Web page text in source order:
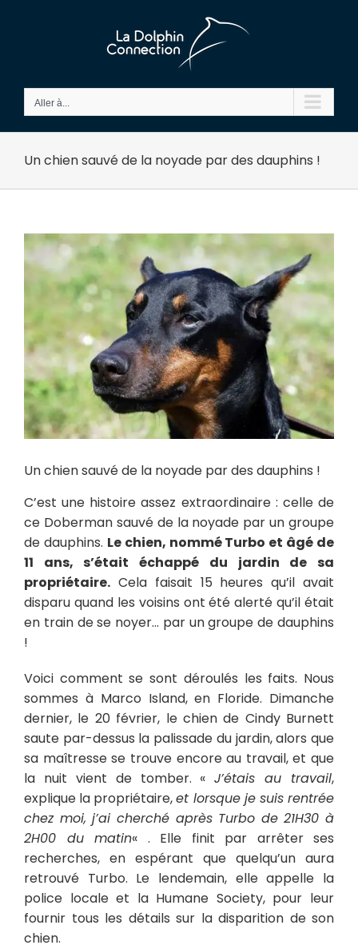
Aller à...
Un chien sauvé de la noyade par des dauphins !
Un chien sauvé de la noyade par des dauphins !
C’est une histoire assez extraordinaire : celle de
ce Doberman sauvé de la noyade par un groupe
de dauphins. Le chien, nommé Turbo et âgé de
11 ans, s’était échappé du jardin de sa
propriétaire. Cela faisait 15 heures qu’il avait
disparu quand les voisins ont été alerté qu’il était
en train de se noyer… par un groupe de dauphins
!
Voici comment se sont déroulés les faits. Nous
sommes à Marco Island, en Floride. Dimanche
dernier, le 20 février, le chien de Cindy Burnett
saute par-dessus la palissade du jardin, alors que
sa maîtresse se trouve encore au travail, et que
la nuit vient de tomber. «J’étais au travail,
explique la propriétaire,et lorsque je suis rentrée
chez moi, j’ai cherché après Turbo de 21H30 à
2H00 du matin« . Elle finit par arrêter ses
recherches, en espérant que quelqu’un aura
retrouvé Turbo. Le lendemain, elle appelle la
police locale et la Humane Society, pour leur
fournir tous les détails sur la disparition de son
chien.